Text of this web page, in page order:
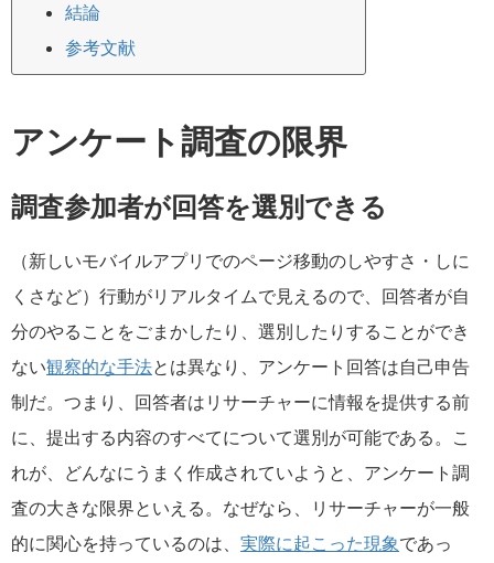
結論
参考文献
アンケート調査の限界
調査参加者が回答を選別できる
（新しいモバイルアプリでのページ移動のしやすさ・しに
くさなど）行動がリアルタイムで見えるので、回答者が自
分のやることをごまかしたり、選別したりすることができ
ない観察的な手法とは異なり、アンケート回答は自己申告
制だ。つまり、回答者はリサーチャーに情報を提供する前
に、提出する内容のすべてについて選別が可能である。こ
れが、どんなにうまく作成されていようと、アンケート調
査の大きな限界といえる。なぜなら、リサーチャーが一般
的に関心を持っているのは、 実際に起こった現象であっ